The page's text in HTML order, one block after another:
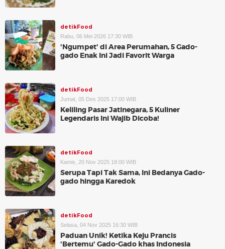
detikFood
Rabu, 06 Mei 2026 17:30 WIB
'Ngumpet' di Area Perumahan, 5 Gado-
gado Enak Ini Jadi Favorit Warga
detikFood
Jumat, 05 Des 2025 17:00 WIB
Keliling Pasar Jatinegara, 5 Kuliner
Legendaris Ini Wajib Dicoba!
detikFood
Kamis, 20 Nov 2025 18:00 WIB
Serupa Tapi Tak Sama, Ini Bedanya Gado-
gado hingga Karedok
detikFood
Selasa, 04 Nov 2025 16:30 WIB
Paduan Unik! Ketika Keju Prancis
'Bertemu' Gado-Gado khas Indonesia